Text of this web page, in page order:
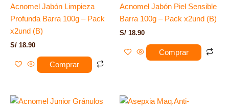
Acnomel Jabón Limpieza
Profunda Barra 100g – Pack
x2und (B)
S/ 18.90
Comprar
Acnomel Jabón Piel Sensible
Barra 100g – Pack x2und (B)
S/ 18.90
Comprar